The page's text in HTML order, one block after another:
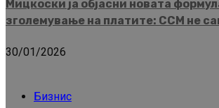
Мицкоски ја објасни новата
зголемување на платите: ССМ не
30/01/2026
Бизнис